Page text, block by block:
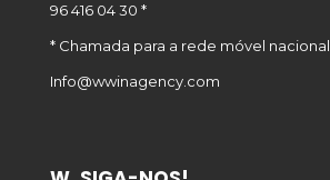
96 416 04 30 *
* Chamada para a rede móvel nacional
Info@wwinagency.com